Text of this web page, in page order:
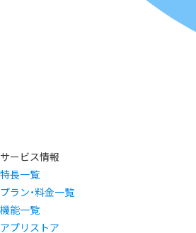
サービス情報
特長一覧
プラン・料金一覧
機能一覧
アプリストア